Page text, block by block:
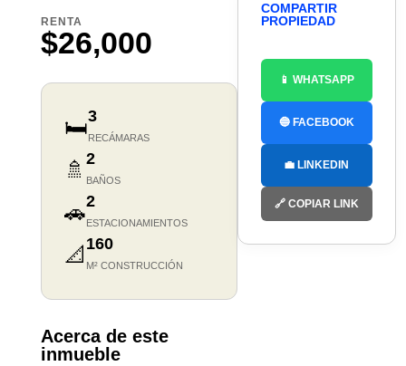
RENTA
$26,000
🛏️3
RECÁMARAS
🚿 2
BAÑOS
🚗2
ESTACIONAMIENTOS
📐 160
M² CONSTRUCCIÓN
Acerca de este
inmueble
COMPARTIR
PROPIEDAD
📱 WHATSAPP
🔵 FACEBOOK
💼 LINKEDIN
🔗 COPIAR LINK